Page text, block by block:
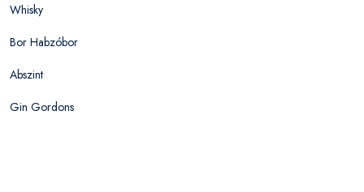
Whisky
Bor Habzóbor
Abszint
Gin Gordons